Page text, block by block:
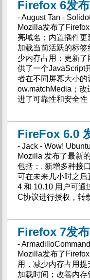
Firefox 6发布
- August Tan -
Mozilla发布了
亮域名；内置插件更
加载当前活跃的标
少内存占用；更新
供了一个JavaScript
者在不同屏幕大小
ow.matchMedia；
进了可靠性和安全性
FireFox 6.0
- Jack - Wow! Ubuntu
Mozilla 发布了最新
包括：. 新增多种接
可在未来几小时之
4 和 10.10 用户可通
C协议进行授权，转
Firefox 7发布
-
Mozilla发布了
用，减少内存占用
加载时间；改善内